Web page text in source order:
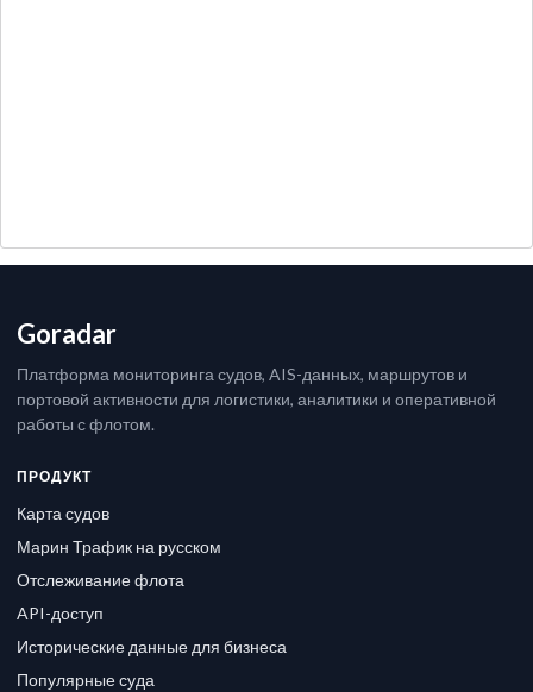
Goradar
Платформа мониторинга судов, AIS-данных, маршрутов и
портовой активности для логистики, аналитики и оперативной
работы с флотом.
ПРОДУКТ
Карта судов
Марин Трафик на русском
Отслеживание флота
API-доступ
Исторические данные для бизнеса
Популярные суда